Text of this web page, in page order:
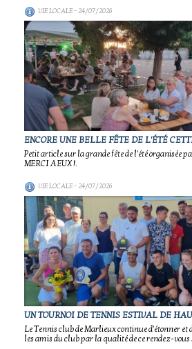
VIE LOCALE- 24/07/2026
ENCORE UNE BELLE FÊTE DE L'ÉTÉ
Petit article sur la grande fête de l'été organisée
MERCI A EUX !.
VIE LOCALE- 24/07/2026
UN TOURNOI DE TENNIS ESTIVAL DE
Le Tennis club de Marlieux continue d'étonner et
les amis du club par la qualité de ce rendez-